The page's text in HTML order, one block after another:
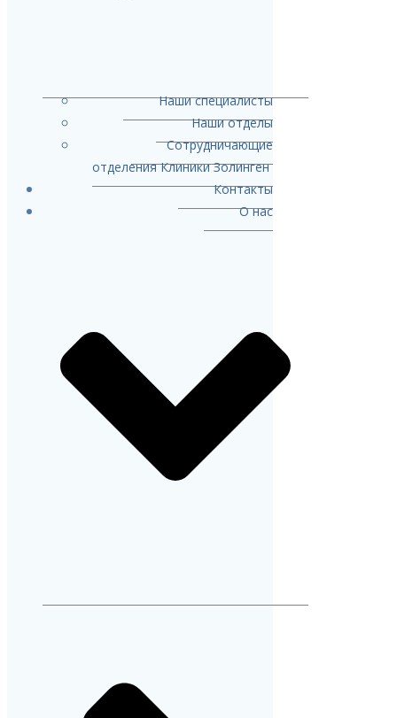
Наши специалисты
Наши отделы
Сотрудничающие
отделения Клиники Золинген
Контакты
О нас